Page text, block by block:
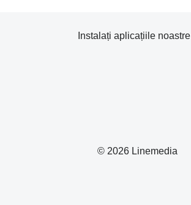
© 2026 Linemedia
Instalați aplicațiile noastre